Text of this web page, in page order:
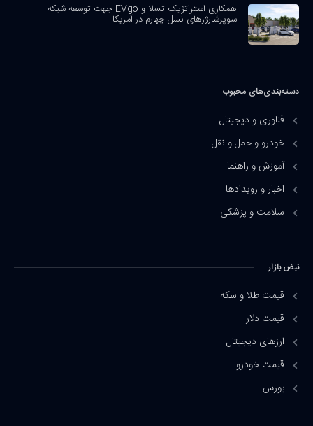
همکاری استراتژیک تسلا و EVgo جهت توسعه شبکه
سوپرشارژرهای نسل چهارم در آمریکا
دسته‌بندی‌های محبوب
فناوری و دیجیتال
خودرو و حمل و نقل
آموزش و راهنما
اخبار و رویدادها
سلامت و پزشکی
نبض بازار
قیمت طلا و سکه
قیمت دلار
ارزهای دیجیتال
قیمت خودرو
بورس